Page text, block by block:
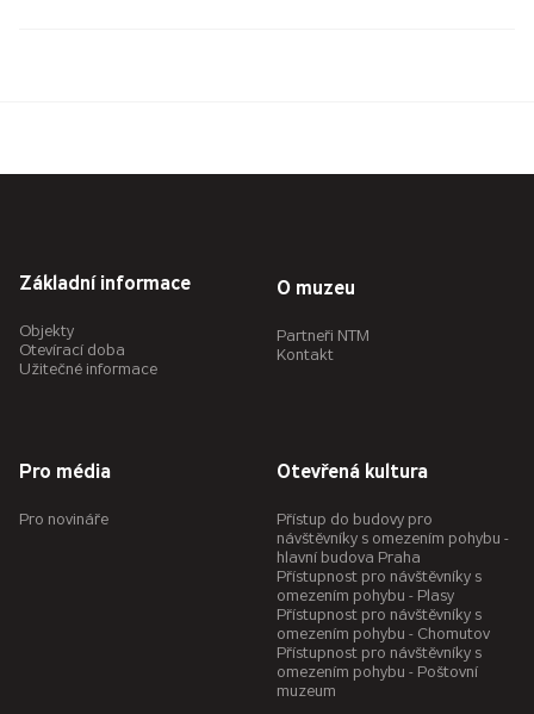
Základní informace
Objekty
Otevírací doba
Užitečné informace
O muzeu
Partneři NTM
Kontakt
Pro média
Pro novináře
Otevřená kultura
Přístup do budovy pro
návštěvníky s omezením pohybu -
hlavní budova Praha
Přístupnost pro návštěvníky s
omezením pohybu - Plasy
Přístupnost pro návštěvníky s
omezením pohybu - Chomutov
Přístupnost pro návštěvníky s
omezením pohybu - Poštovní
muzeum